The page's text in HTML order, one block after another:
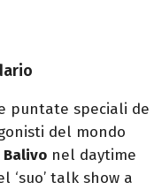
puntate speciali de
del mondo
Balivo nel daytime
talk show a